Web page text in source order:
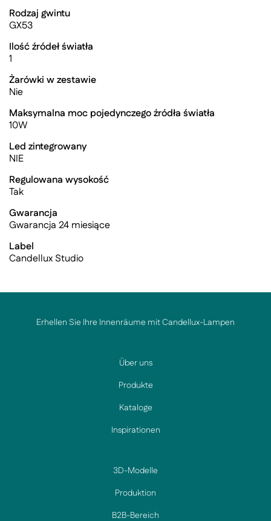
Rodzaj gwintu
GX53
Ilość źródeł światła
1
Żarówki w zestawie
Nie
Maksymalna moc pojedynczego źródła światła
10W
Led zintegrowany
NIE
Regulowana wysokość
Tak
Gwarancja
Gwarancja 24 miesiące
Label
Candellux Studio
Erhellen Sie Ihre Innenräume mit Candellux-Lampen
Über uns
Produkte
Kataloge
Inspirationen
3D-Modelle
Produktion
B2B-Bereich